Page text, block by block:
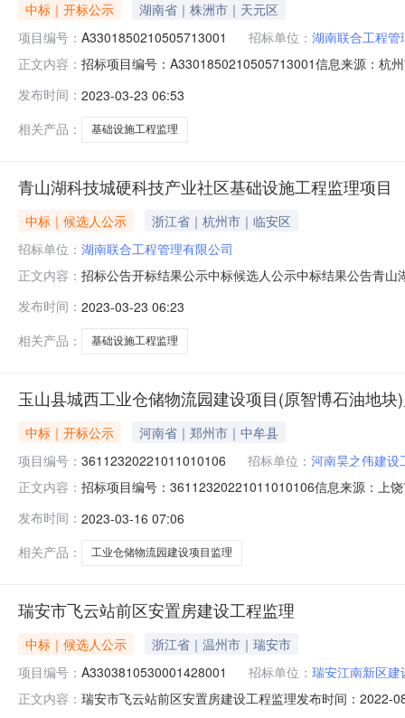
中标｜开标公示
湖南省｜株洲市｜天元区
项目编号： A3301850210505713001 招标单位： 湖南联合工程管
正文内容： 招标项目编号：A3301850210505713001信息来源：杭
照招标文件要求，投标保证金额：5，投标文件递交时间
发布时间： 2023-03-23 06:53
相关产品：
基础设施工程监理
青山湖科技城硬科技产业社区基础设施工程监理项目
中标｜候选人公示
浙江省｜杭州市｜临安区
招标单位： 湖南联合工程管理有限公司
正文内容： 招标公告开标结果公示中标候选人公示中标结果公告青
地址:杭州市临安区青山湖街道星港路569（1幢206）联
发布时间： 2023-03-23 06:23
相关产品：
基础设施工程监理
玉山县城西工业仓储物流园建设项目(原智博石油地块
中标｜开标公示
河南省｜郑州市｜中牟县
项目编号： 36112320221011010106 招标单位： 河南昊之伟建设
正文内容： 招标项目编号：36112320221011010106信息来源：上
元/%;工期:日历天;质量要求:;保证金金额:6000.00元,投
发布时间： 2023-03-16 07:06
相关产品：
工业仓储物流园建设项目监理
瑞安市飞云站前区安置房建设工程监理
中标｜候选人公示
浙江省｜温州市｜瑞安市
项目编号： A3303810530001428001 招标单位： 瑞安江南新区
正文内容： 瑞安市飞云站前区安置房建设工程监理发布时间：2022-